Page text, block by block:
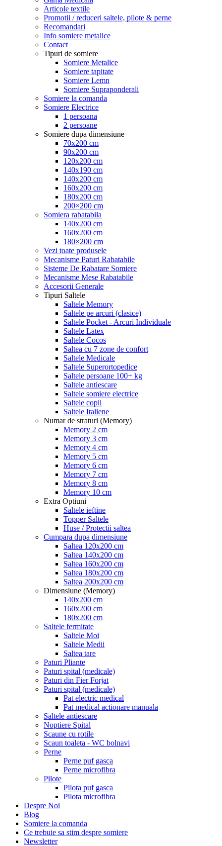
Articole textile
Promotii / reduceri saltele, pilote & perne
Recomandari
Info somiere metalice
Contact
Tipuri de somiere
Somiere Metalice
Somiere tapitate
Somiere Lemn
Somiere Supraponderali
Somiere la comanda
Somiere Electrice
1 persoana
2 persoane
Somiere dupa dimensiune
70x200 cm
90x200 cm
120x200 cm
140x190 cm
140x200 cm
160x200 cm
180x200 cm
200×200 cm
Somiera rabatabila
140x200 cm
160x200 cm
180×200 cm
Vezi toate produsele
Mecanisme Paturi Rabatabile
Sisteme De Rabatare Somiere
Mecanisme Mese Rabatabile
Accesorii Generale
Tipuri Saltele
Saltele Memory
Saltele pe arcuri (clasice)
Saltele Pocket - Arcuri Individuale
Saltele Latex
Saltele Cocos
Saltea cu 7 zone de confort
Saltele Medicale
Saltele Superortopedice
Saltele persoane 100+ kg
Saltele antiescare
Saltele somiere electrice
Saltele copii
Saltele Italiene
Numar de straturi (Memory)
Memory 2 cm
Memory 3 cm
Memory 4 cm
Memory 5 cm
Memory 6 cm
Memory 7 cm
Memory 8 cm
Memory 10 cm
Extra Optiuni
Saltele ieftine
Topper Saltele
Huse / Protectii saltea
Cumpara dupa dimensiune
Saltea 120x200 cm
Saltea 140x200 cm
Saltea 160x200 cm
Saltea 180x200 cm
Saltea 200x200 cm
Dimensiune (Memory)
140x200 cm
160x200 cm
180x200 cm
Saltele fermitate
Saltele Moi
Saltele Medii
Saltea tare
Paturi Pliante
Paturi spital (medicale)
Paturi din Fier Forjat
Paturi spital (medicale)
Pat electric medical
Pat medical actionare manuala
Saltele antiescare
Noptiere Spital
Scaune cu rotile
Scaun toaleta - WC bolnavi
Perne
Perne puf gasca
Perne microfibra
Pilote
Pilota puf gasca
Pilota microfibra
Despre Noi
Blog
Somiere la comanda
Ce trebuie sa stim despre somiere
Newsletter